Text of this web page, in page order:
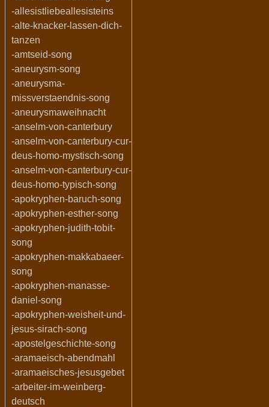
-allesistliebeallesisteins
-alte-knacker-lassen-dich-
tanzen
-amtseid-song
-aneurysm-song
-aneurysma-
missverstaendnis-song
-aneurysmaweihnacht
-anselm-von-canterbury
-anselm-von-canterbury-cur-
deus-homo-mystisch-song
-anselm-von-canterbury-cur-
deus-homo-typisch-song
-apokryphen-baruch-song
-apokryphen-esther-song
-apokryphen-judith-tobit-
song
-apokryphen-makkabaeer-
song
-apokryphen-manasse-
daniel-song
-apokryphen-weisheit-und-
jesus-sirach-song
-apostelgeschichte-song
-aramaeisch-abendmahl
-aramaeisches-jesusgebet
-arbeiter-im-weinberg-
deutsch